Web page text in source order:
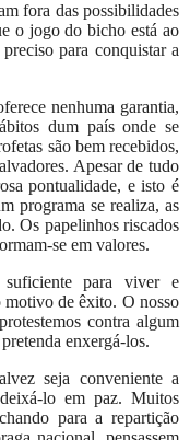
fora das possibilidades
o jogo do bicho está ao
para conquistar a
nenhuma garantia,
dum país onde se
são bem recebidos,
Apesar de tudo
pontualidade, e isto é
programa se realiza, as
Os papelinhos riscados
se em valores.
para viver e
motivo de êxito. O nosso
contra algum
enxergá-los.
seja conveniente a
lo em paz. Muitos
para a repartição